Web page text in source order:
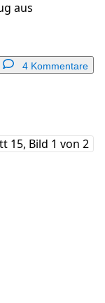
aus
4 Kommentare